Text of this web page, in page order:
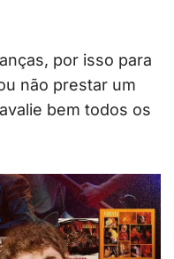
por isso para
não prestar um
bem todos os